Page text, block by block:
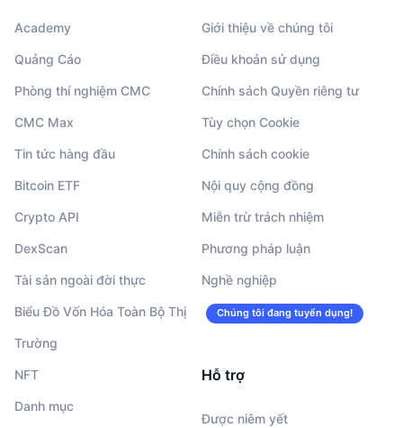
Academy
Quảng Cáo
Phòng thí nghiệm CMC
CMC Max
Tin tức hàng đầu
Bitcoin ETF
Crypto API
DexScan
Tài sản ngoài đời thực
Biểu Đồ Vốn Hóa Toàn Bộ Thị
Trường
NFT
Danh mục
Giới thiệu về chúng tôi
Điều khoản sử dụng
Chính sách Quyền riêng tư
Tùy chọn Cookie
Chính sách cookie
Nội quy cộng đồng
Miễn trừ trách nhiệm
Phương pháp luận
Nghề nghiệp
Chúng tôi đang tuyển dụng!
Hỗ trợ
Được niêm yết